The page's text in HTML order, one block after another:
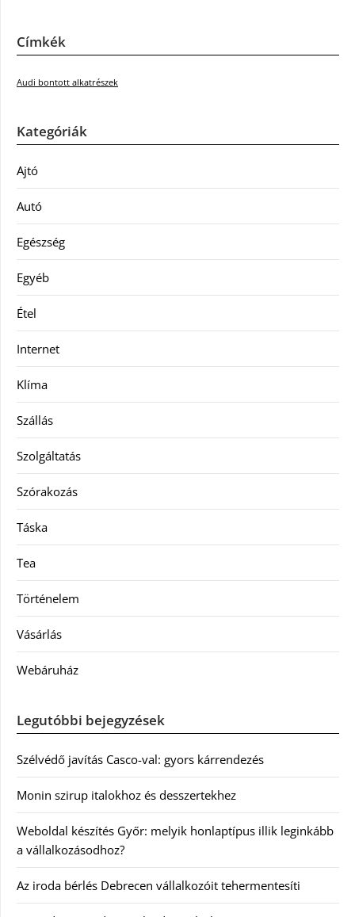
Címkék
Audi bontott alkatrészek
Kategóriák
Ajtó
Autó
Egészség
Egyéb
Étel
Internet
Klíma
Szállás
Szolgáltatás
Szórakozás
Táska
Tea
Történelem
Vásárlás
Webáruház
Legutóbbi bejegyzések
Szélvédő javítás Casco-val: gyors kárrendezés
Monin szirup italokhoz és desszertekhez
Weboldal készítés Győr: melyik honlaptípus illik leginkább
a vállalkozásodhoz?
Az iroda bérlés Debrecen vállalkozóit tehermentesíti